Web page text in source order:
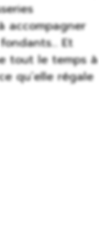
accompagner
Et
tout le temps à
qu’elle régale